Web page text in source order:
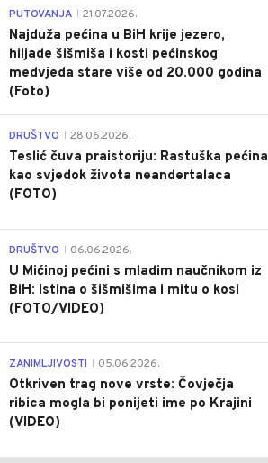
PUTOVANJA 21.07.2026.
Najduža pećina u BiH krije jezero,
hiljade šišmiša i kosti pećinskog
medvjeda stare više od 20.000 godina
(Foto)
DRUŠTVO 28.06.2026.
Teslić čuva praistoriju: Rastuška pećina
kao svjedok života neandertalaca
(FOTO)
DRUŠTVO 06.06.2026.
U Mićinoj pećini s mladim naučnikom iz
BiH: Istina o šišmišima i mitu o kosi
(FOTO/VIDEO)
ZANIMLJIVOSTI 05.06.2026.
Otkriven trag nove vrste: Čovječja
ribica mogla bi ponijeti ime po Krajini
(VIDEO)